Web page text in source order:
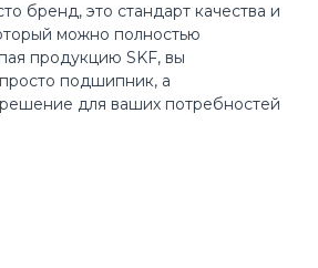
бренд, это стандарт качества и
можно полностью
продукцию SKF, вы
подшипник, а
для ваших потребностей